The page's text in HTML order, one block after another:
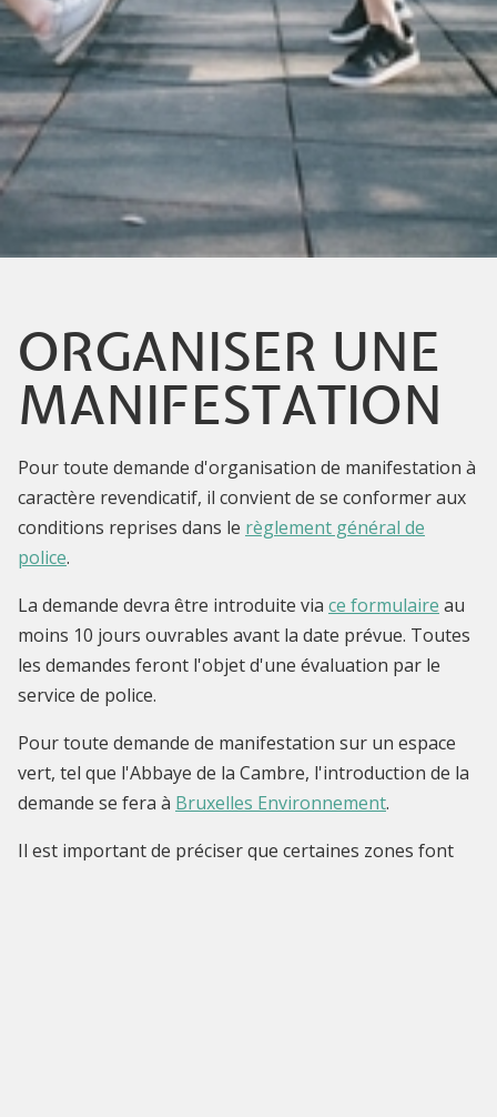
ORGANISER UNE
MANIFESTATION
Pour toute demande d'organisation de manifestation à
caractère revendicatif, il convient de se conformer aux
conditions reprises dans le règlement général de
police.
La demande devra être introduite via ce formulaire au
moins 10 jours ouvrables avant la date prévue. Toutes
les demandes feront l'objet d'une évaluation par le
service de police.
Pour toute demande de manifestation sur un espace
vert, tel que l'Abbaye de la Cambre, l'introduction de la
demande se fera à Bruxelles Environnement.
Il est important de préciser que certaines zones font